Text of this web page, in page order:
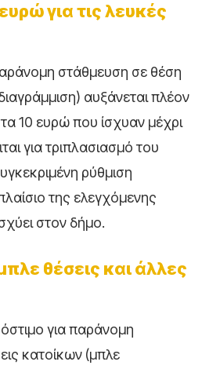
για τις λευκές
στάθμευση σε θέση
αυξάνεται πλέον
10 ευρώ που ίσχυαν μέχρι
για τριπλασιασμό του
ρύθμιση
της ελεγχόμενης
στον δήμο.
θέσεις και άλλες
για παράνομη
κατοίκων (μπλε